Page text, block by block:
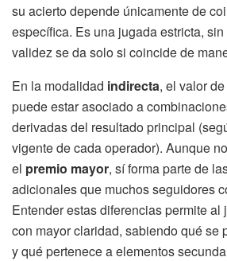
su acierto depende únicamente de
específica. Es una jugada estricta,
validez se da solo si coincide de
En la modalidad indirecta, el valor
puede estar asociado a
derivadas del resultado principal
vigente de cada operador). Aunque
el premio mayor, sí forma parte de
adicionales que muchos seguidores
Entender estas diferencias permite al
con mayor claridad, sabiendo qué se
y qué pertenece a elementos